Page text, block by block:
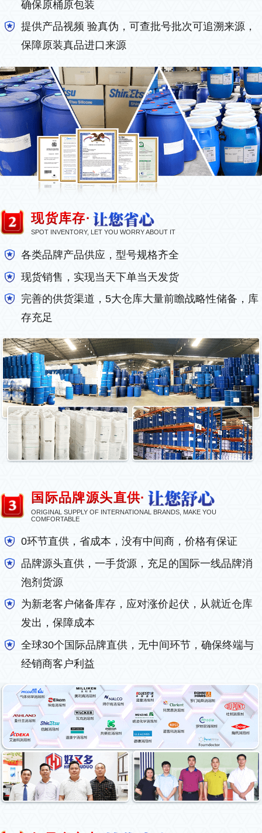
确保原桶原包装
提供产品视频 验真伪，可查批号批次可追溯来源，
保障原装真品进口来源
现货库存·
SPOT INVENTORY, LET YOU WORRY ABOUT IT
各类品牌产品供应，型号规格齐全
现货销售，实现当天下单当天发货
完善的供货渠道，5大仓库大量前瞻战略性储备，库
存充足
国际品牌源头直供·
ORIGINAL SUPPLY OF INTERNATIONAL BRANDS, MAKE YOU
COMFORTABLE
0环节直供，省成本，没有中间商，价格有保证
品牌源头直供，一手货源，充足的国际一线品牌消
泡剂货源
为新老客户储备库存，应对涨价起伏，从就近仓库
发出，保障成本
全球30个国际品牌直供，无中间环节，确保终端与
经销商客户利益